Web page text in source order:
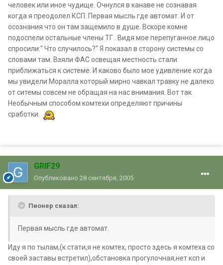
человек или иное чудище. Очнулся в канаве не сознавая
когда я преодолел КСП. Первая мысль где автомат. И от
осознания что он там защемило в душе. Вскоре комне
подоспели остальные члены ТГ . Видя мое перепуганное лицо
спросили:" Что случилось?" Я показал в сторону системы со
словами там. Взяли ФАС освещая местность стали
приближаться к системе. И каково было мое удивление когда
мы увидели Моралла который мирно чавкал травку не далеко
от ситемы совсем не обращая на нас внимания. Вот так
Необычным способом комтехи определяют причины
сработки.
GRIF29
Опубликовано 28 сентября, 2005
Пионер сказал:
Первая мысль где автомат.
Иду я по тылам,(к стати,я не комтех, просто здесь я комтеха со
своей заставы встретил),обстановка прогулочная,нет ксп и